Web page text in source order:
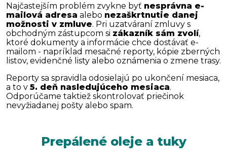
Najčastejším problém zvykne byť nesprávna e-
mailová adresa alebo nezaškrtnutie danej
možnosti v zmluve. Pri uzatváraní zmluvy s
obchodným zástupcom si zákazník sám zvolí,
ktoré dokumenty a informácie chce dostávať e-
mailom - napríklad mesačné reporty, kópie zberných
listov, evidenčné listy alebo oznámenia o zmene trasy.
Reporty sa spravidla odosielajú po ukončení mesiaca,
a to v 5. deň nasledujúceho mesiaca.
Odporúčame taktiež skontrolovať priečinok
nevyžiadanej pošty alebo spam.
Prepálené oleje a tuky